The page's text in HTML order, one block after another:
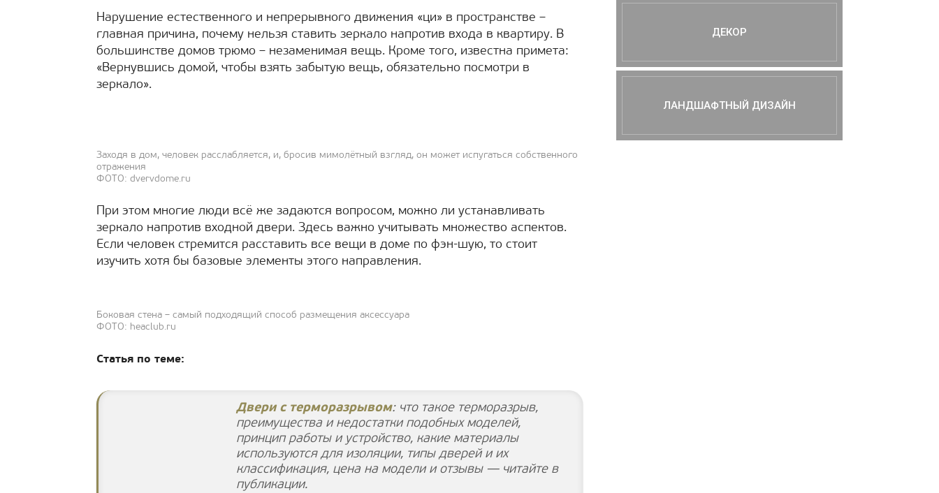
Нарушение естественного и непрерывного движения «ци» в пространстве –
главная причина, почему нельзя ставить зеркало напротив входа в квартиру. В
большинстве домов трюмо – незаменимая вещь. Кроме того, известна примета:
«Вернувшись домой, чтобы взять забытую вещь, обязательно посмотри в
зеркало».
Заходя в дом, человек расслабляется, и, бросив мимолётный взгляд, он может испугаться собственного
отражения
ФОТО: dvervdome.ru
При этом многие люди всё же задаются вопросом, можно ли устанавливать
зеркало напротив входной двери. Здесь важно учитывать множество аспектов.
Если человек стремится расставить все вещи в доме по фэн-шую, то стоит
изучить хотя бы базовые элементы этого направления.
Боковая стена – самый подходящий способ размещения аксессуара
ФОТО: heaclub.ru
Статья по теме:
Двери с терморазрывом: что такое терморазрыв,
преимущества и недостатки подобных моделей,
принцип работы и устройство, какие материалы
используются для изоляции, типы дверей и их
классификация, цена на модели и отзывы — читайте в
публикации.
ДЕКОР
ЛАНДШАФТНЫЙ ДИЗАЙН